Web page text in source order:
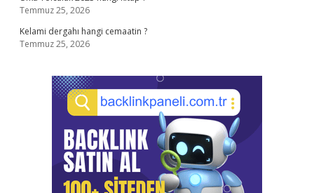
Temmuz 25, 2026
Kelami dergahı hangi cemaatin ?
Temmuz 25, 2026